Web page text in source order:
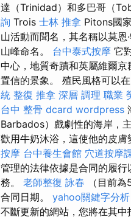
達（Trinidad）和多巴哥（
詢 Trois 士林 推拿 Pitons國
山活動而聞名，其名稱以莫恩
山峰命名。 台中泰式按摩 它
中心，地質奇蹟和英屬維爾京
置信的景象。 殖民風格可以
統 整復 推拿 深層 調理 職業
台中 整骨 dcard wordpress
Barbados）戲劇性的海岸，
歡用牛奶沐浴，這使他的皮
按摩 台中養生會館 穴道按摩
管理的法律依據是合同的履
務。 老師整復 詠春 （目前
合同日期。 yahoo關鍵字分析
不斷更新的網站，您將在其中